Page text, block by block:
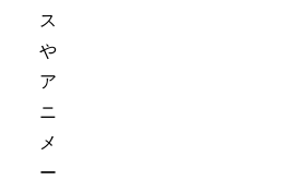
ス
や
ア
ニ
メ
ー